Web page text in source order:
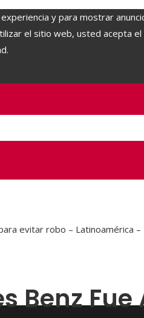
y para mostrar
el sitio web, usted acepta
evitar robo – Latinoamérica –
Benz